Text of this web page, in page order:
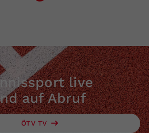
live
auf Abruf
ÖTV TV